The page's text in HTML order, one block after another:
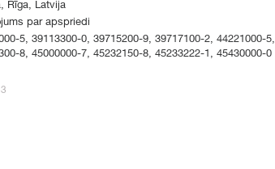
Rīga, Latvija
par apspriedi
5, 39113300-0, 39715200-9, 39717100-2, 44221000-5,
8, 45000000-7, 45232150-8, 45233222-1, 45430000-0